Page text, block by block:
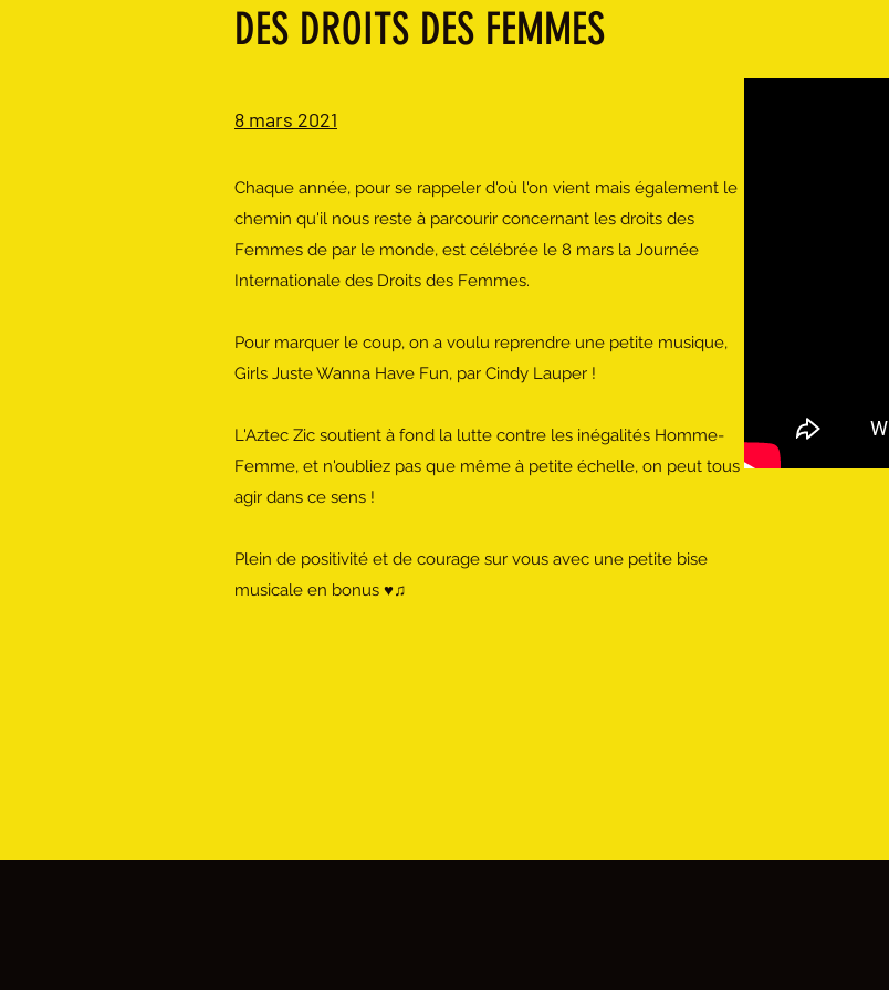
DES DROITS DES FEMMES
8 mars 2021
Chaque année, pour se rappeler d'où l'on vient mais également le
chemin qu'il nous reste à parcourir concernant les droits des
Femmes de par le monde, est célébrée le 8 mars la Journée
Internationale des Droits des Femmes.
Pour marquer le coup, on a voulu reprendre une petite musique,
Girls Juste Wanna Have Fun, par Cindy Lauper !
L'Aztec Zic soutient à fond la lutte contre les inégalités Homme-
Femme, et n'oubliez pas que même à petite échelle, on peut tous
agir dans ce sens !
Plein de positivité et de courage sur vous avec une petite bise
musicale en bonus ♥♫